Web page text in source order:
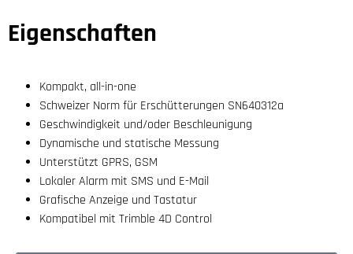
Eigenschaften
Kompakt, all-in-one
Schweizer Norm für Erschütterungen SN640312a
Geschwindigkeit und/oder Beschleunigung
Dynamische und statische Messung
Unterstützt GPRS, GSM
Lokaler Alarm mit SMS und E-Mail
Grafische Anzeige und Tastatur
Kompatibel mit Trimble 4D Control